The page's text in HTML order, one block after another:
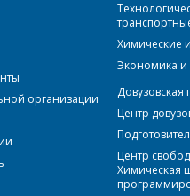
организации
Химические
Экономика и
Довузовская
Центр
Центр
Химическая